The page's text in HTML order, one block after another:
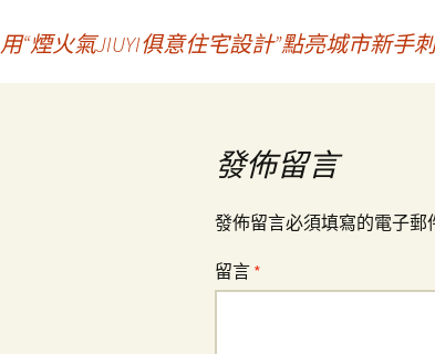
用“煙火氣JIUYI俱意住宅設計”點亮城市新手刺
發佈留言
發佈留言必須填寫的電子郵
留言 *